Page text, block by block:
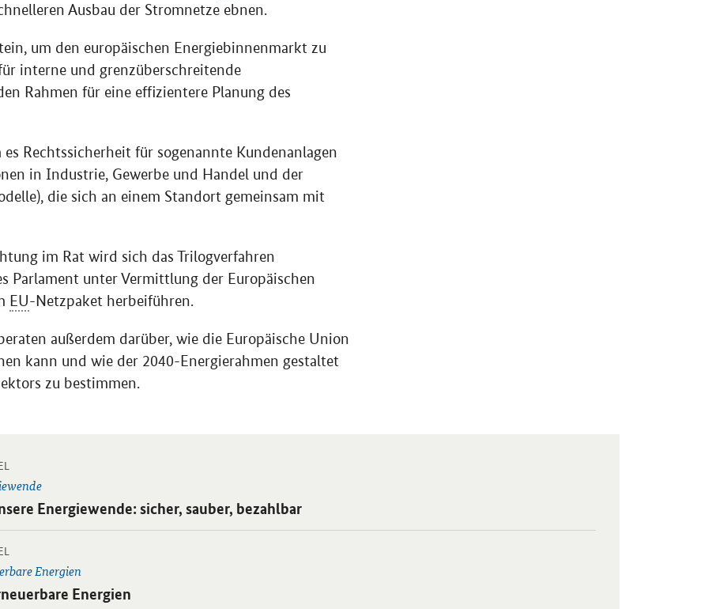
Ausbau der Stromnetze ebnen.
um den europäischen Energiebinnenmarkt zu
interne und grenzüberschreitende
Rahmen für eine effizientere Planung des
Rechtssicherheit für sogenannte Kundenanlagen
in Industrie, Gewerbe und Handel und der
die sich an einem Standort gemeinsam mit
im Rat wird sich das Trilogverfahren
Parlament unter Vermittlung der Europäischen
EU-Netzpaket herbeiführen.
außerdem darüber, wie die Europäische Union
kann und wie der 2040-Energierahmen gestaltet
zu bestimmen.
Energiewende: sicher, sauber, bezahlbar
Energien
Energien